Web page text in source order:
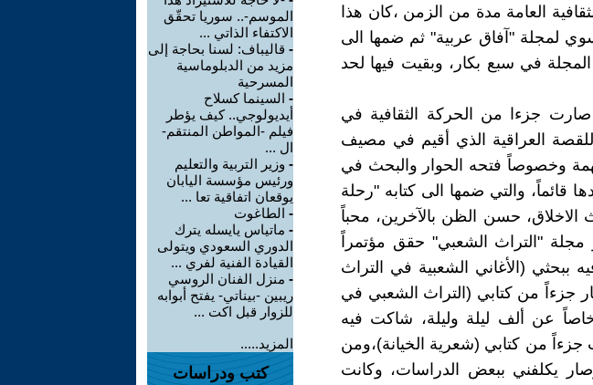
العامة مدة من الزمن ،كان هذا
لمجلة "آفاق عربية" ثم ضمها الى
المجلة في سبع بكار، وبقيت فيها لحد
جزءا من الحركة الثقافية في
العراقية الذي أقيم في مصيف
المهمة وخصوصاً فتحه الحوار والبحث في
قائماً، والتي ضمها الى كتابه "رحلة
الاخلاق، حسن الظن بالآخرين، محباً
مجلة "التراث الشعبي" حقق مؤتمراً
1987م، ساهمت فيه ببحثي (الأغاني الشعبية في التراث
جزءاً من كتابي (التراث الشعبي في
عن ألف ليلة وليلة، شاكت فيه
جزءاً من كتابي (شعرية الخيانة)،ومن
يكلفني ببعض الدراسات، وكانت
الموسم-.. سوريا تحقّق
الاكتفاء الذاتي ...
- قاليباف: لسنا بحاجة إلى
مزيد من الدبلوماسية
المسرحية
- السينما كسلاح
أيديولوجي.. كيف يؤطر
فيلم -المواطن المنتقم-
ال ...
- وزير التربية والتعليم
ورئيس مؤسسة اليابان
يوقعان اتفاقية تعا ...
- الطاغوت
- ماتياس يايسله يترك
الدوري السعودي ويتولى
القيادة الفنية لفري ...
- منزل الفنان الروسي
ريبين -بيناتي- يفتح أبوابه
للزوار قبل اكت ...
المزيد.....
كتب ودراسات